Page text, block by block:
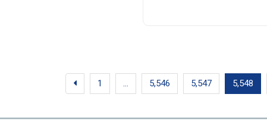
1 … 5,546 5,547 5,548